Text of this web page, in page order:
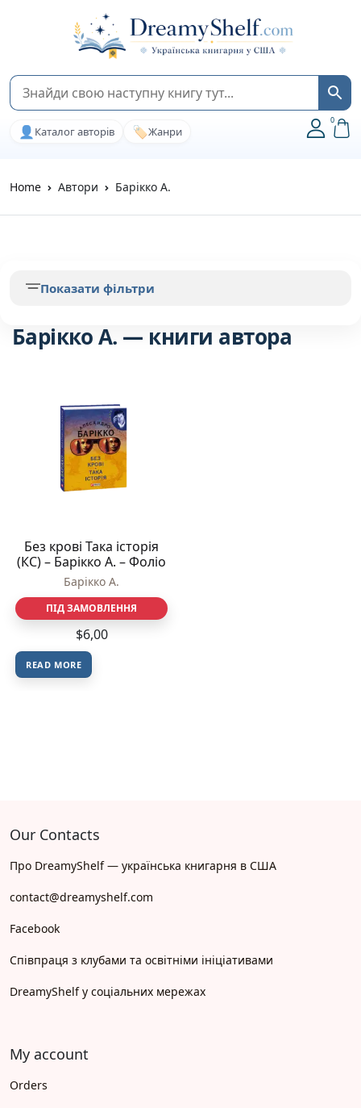
👤 Каталог авторів 🏷️Жанри
0
Home Автори Барiкко А.
Барiкко А. — книги автора
Без кровi Така iсторiя
(КС) – Барiкко А. – Фоліо
Барiкко А.
ПІД ЗАМОВЛЕННЯ
$6,00
READ MORE
Показати фільтри
Our Contacts
Про DreamyShelf — українська книгарня в США
contact@dreamyshelf.com
Facebook
Співпраця з клубами та освітніми ініціативами
DreamyShelf у соціальних мережах
My account
Orders